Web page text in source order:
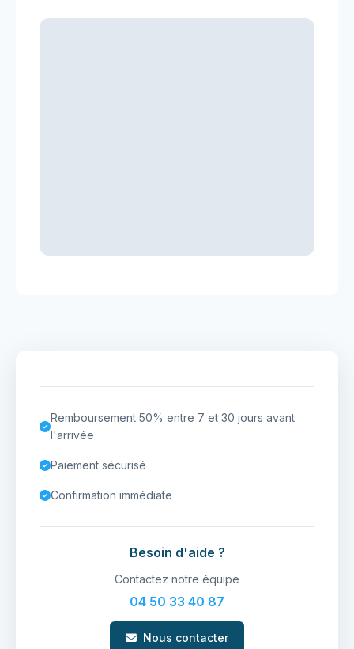
Remboursement 50% entre 7 et 30 jours avant
l'arrivée
Paiement sécurisé
Confirmation immédiate
Besoin d'aide ?
Contactez notre équipe
04 50 33 40 87
Nous contacter